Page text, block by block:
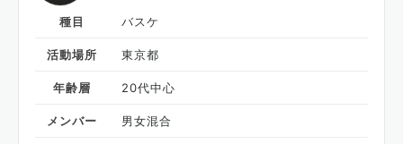
種目 バスケ
活動場所 東京都
年齢層 20代中心
メンバー 男女混合